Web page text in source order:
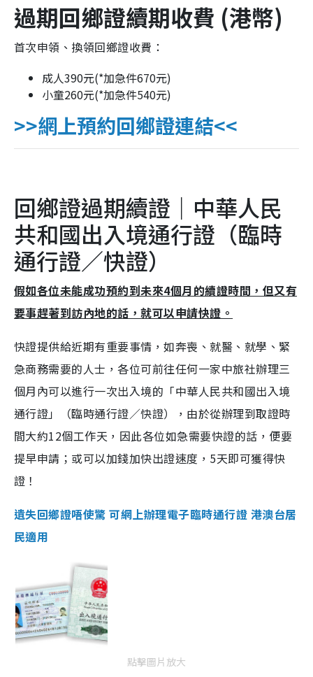
過期回鄉證續期收費 (港幣)
首次申領、換領回鄉證收費：
成人390元(*加急件670元)
小童260元(*加急件540元)
>>網上預約回鄉證連結<<
回鄉證過期續證｜中華人民
共和國出入境通行證（臨時
通行證／快證）
假如各位未能成功預約到未來4個月的續證時間，但又有
要事趕著到訪內地的話，就可以申請快證。
快證提供給近期有重要事情，如奔喪、就醫、就學、緊
急商務需要的人士，各位可前往任何一家中旅社辦理三
個月內可以進行一次出入境的「中華人民共和國出入境
通行證」（臨時通行證／快證），由於從辦理到取證時
間大約12個工作天，因此各位如急需要快證的話，便要
提早申請；或可以加錢加快出證速度，5天即可獲得快
證！
遺失回鄉證唔使驚 可網上辦理電子臨時通行證 港澳台居
民適用
點擊圖片放大